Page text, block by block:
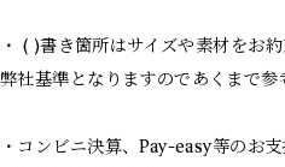
・ ( )書き箇所はサイズや素材をお
弊社基準となりますのであくまで参
・コンビニ決算、Pay-easy等のお